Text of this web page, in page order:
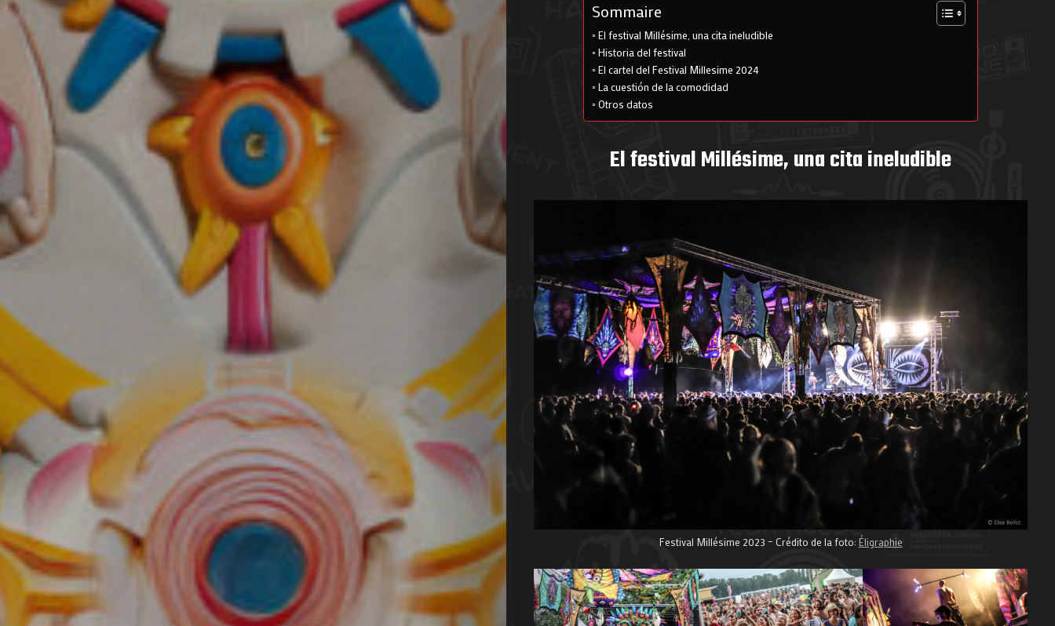
Agenda
Galerie
Photos
Magazine
À
Sommaire
El festival Millésime, una cita ineludible
Historia del festival
El cartel del Festival Millesime 2024
La cuestión de la comodidad
Otros datos
El festival Millésime, una cita ineludible
Festival Millésime 2023 – Crédito de la foto: Éligraphie